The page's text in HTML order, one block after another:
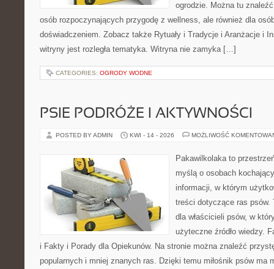
ogrodzie. Można tu
osób rozpoczynających przygodę z wellness, ale również dla
doświadczeniem. Zobacz także Rytuały i Tradycje i Aranżacje i
witryny jest rozległa tematyka. Witryna nie zamyka […]
CATEGORIES: OGRODY WODNE
PSIE PODRÓŻE I AKTYWNOŚCI
POSTED BY ADMIN KWI - 14 - 2026 MOŻLIWOŚĆ
Pakawilkolaka to
myślą o osobach
informacji, w którym
treści dotyczące ras psów.
dla właścicieli psów, w
użyteczne źródło wiedzy.
i Fakty i Porady dla Opiekunów. Na stronie można znaleźć
popularnych i mniej znanych ras. Dzięki temu miłośnik psów ma